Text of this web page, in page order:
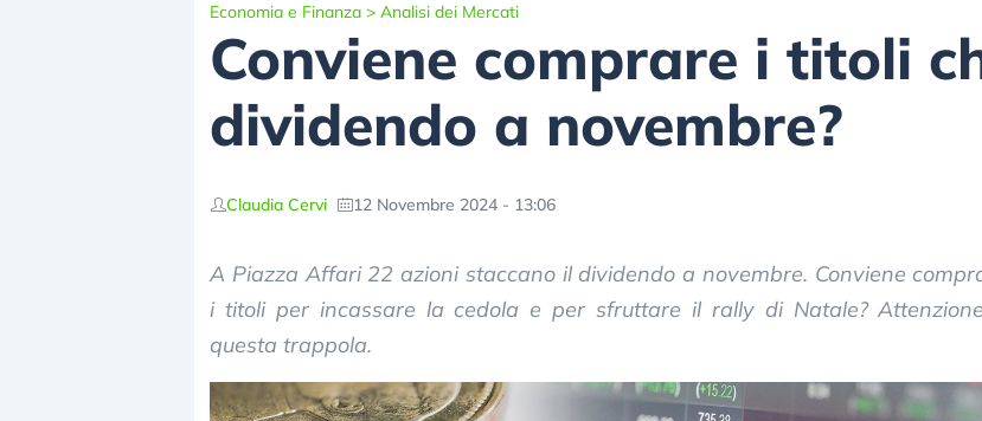
Economia e Finanza > Analisi dei Mercati
Conviene comprare i titoli
dividendo a novembre?
Claudia Cervi 12 Novembre 2024 - 13:06
A Piazza Affari 22 azioni staccano il dividendo a novembre. Conviene
i titoli per incassare la cedola e per sfruttare il rally di Natale?
questa trappola.